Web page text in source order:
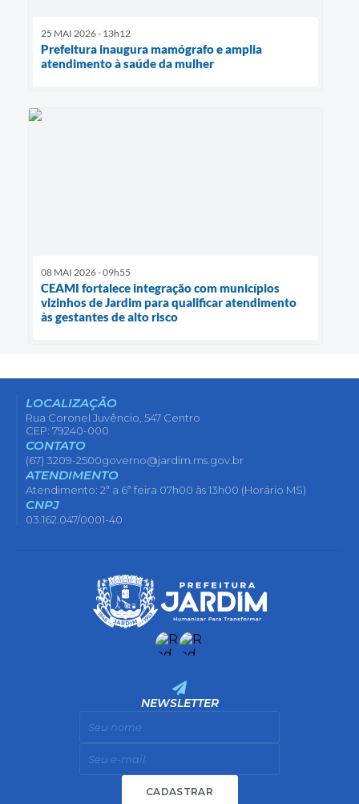
25 MAI 2026 - 13h12
Prefeitura inaugura mamógrafo e amplia
atendimento à saúde da mulher
08 MAI 2026 - 09h55
CEAMI fortalece integração com municípios
vizinhos de Jardim para qualificar atendimento
às gestantes de alto risco
LOCALIZAÇÃO
Rua Coronel Juvêncio, 547 Centro
CEP: 79240-000
CONTATO
(67) 3209-2500governo@jardim.ms.gov.br
ATENDIMENTO
Atendimento: 2ª a 6ª feira 07h00 às 13h00 (Horário MS)
CNPJ
03.162.047/0001-40
NEWSLETTER
CADASTRAR